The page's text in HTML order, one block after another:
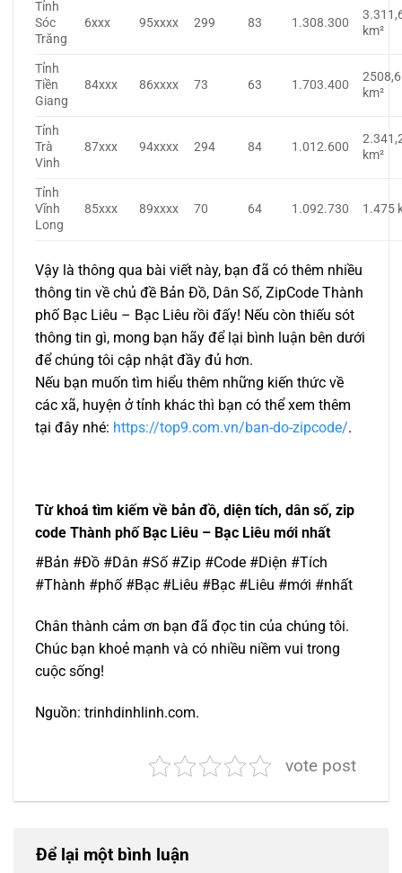
Tỉnh
Sóc
Trăng
6xxx 95xxxx 299 83 1.308.300
km²
Tỉnh
Tiền
Giang
84xxx 86xxxx 73 63 1.703.400
2508,6
km²
Tỉnh
Trà
Vinh
87xxx 94xxxx 294 84 1.012.600
km²
Tỉnh
Vĩnh
Long
85xxx 89xxxx 70 64 1.092.730 1.475
Vậy là thông qua bài viết này, bạn đã có thêm nhiều
thông tin về chủ đề Bản Đồ, Dân Số, ZipCode Thành
phố Bạc Liêu – Bạc Liêu rồi đấy! Nếu còn thiếu sót
thông tin gì, mong bạn hãy để lại bình luận bên dưới
để chúng tôi cập nhật đầy đủ hơn.
Nếu bạn muốn tìm hiểu thêm những kiến thức về
các xã, huyện ở tỉnh khác thì bạn có thể xem thêm
tại đây nhé: https://top9.com.vn/ban-do-zipcode/.
Từ khoá tìm kiếm về bản đồ, diện tích, dân số, zip
code Thành phố Bạc Liêu – Bạc Liêu mới nhất
#Bản #Đồ #Dân #Số #Zip #Code #Diện #Tích
#Thành #phố #Bạc #Liêu #Bạc #Liêu #mới #nhất
Chân thành cảm ơn bạn đã đọc tin của chúng tôi.
Chúc bạn khoẻ mạnh và có nhiều niềm vui trong
cuộc sống!
Nguồn: trinhdinhlinh.com.
vote post
Để lại một bình luận